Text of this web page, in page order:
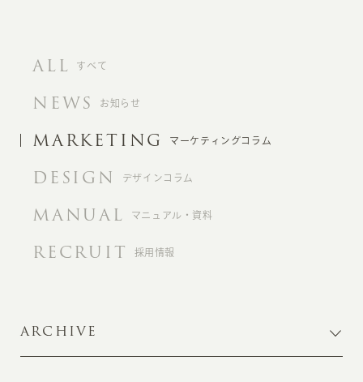
ALL すべて
NEWS お知らせ
MARKETING マーケティングコラム
DESIGN デザインコラム
MANUAL マニュアル・資料
RECRUIT 採用情報
ARCHIVE